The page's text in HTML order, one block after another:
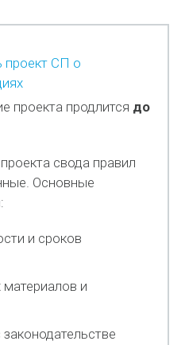
проект СП о
проекта продлится до
свода правил
Основные
и сроков
и